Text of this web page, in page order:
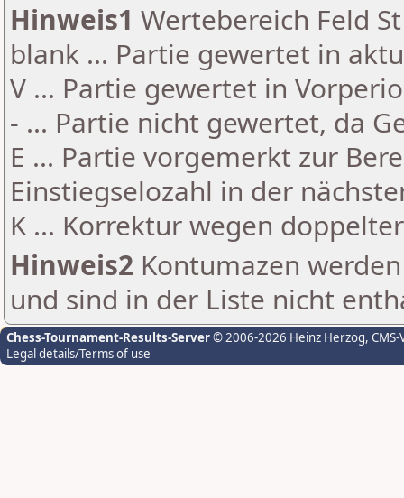
Hinweis1 Wertebereich Feld
blank ... Partie gewertet in
V ... Partie gewertet in
- ... Partie nicht gewertet, da
E ... Partie vorgemerkt zur
Einstiegselozahl in der
K ... Korrektur wegen
Hinweis2 Kontumazen
und sind in der Liste nicht
Chess-Tournament-Results-Server© 2006-2026 Heinz Herzog,
Legal details/Terms of use